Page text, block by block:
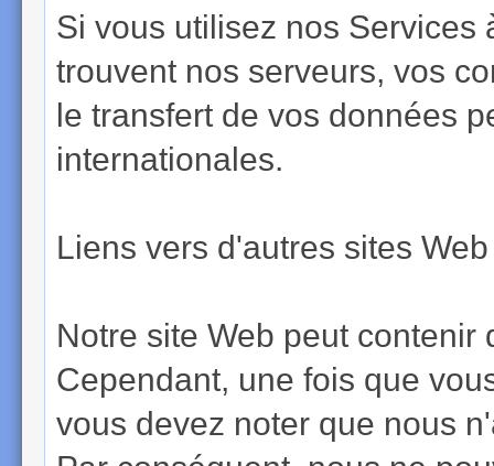
Si vous utilisez nos Services
trouvent nos serveurs, vos
le transfert de vos données
internationales.
Liens vers d'autres sites
Notre site Web peut
Cependant, une fois que
vous devez noter que nous